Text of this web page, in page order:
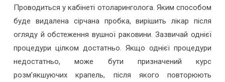
Проводиться у кабінеті отоларинголога. Яким способом
буде видалена сірчана пробка, вирішить лікар після
огляду й обстеження вушної раковини. Зазвичай однієї
процедури цілком достатньо. Якщо однієї процедури
недостатньо, може бути призначений курс
розм’якшуючих крапель, після якого повторюють